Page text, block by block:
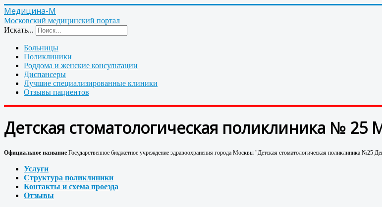
Медицина-М
Московский медицинский портал
Искать...
Больницы
Поликлиники
Роддома и женские консультации
Диспансеры
Лучшие специализированные клиники
Отзывы пациентов
Детская стоматологическая поликлиника № 25
Официальное название Государственное бюджетное учреждение здравоохранения города Москвы "Детская стоматологическая поликлиника №25
Услуги
Структура поликлиники
Контакты и схема проезда
Отзывы